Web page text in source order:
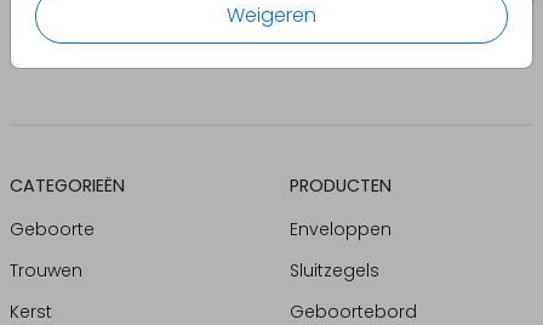
Weigeren
CATEGORIEËN
Geboorte
Trouwen
Kerst
PRODUCTEN
Enveloppen
Sluitzegels
Geboortebord